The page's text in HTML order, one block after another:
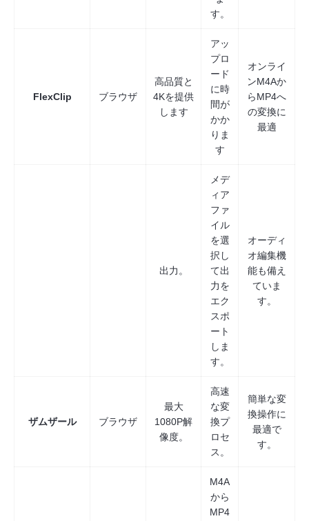
す。
FlexClip ブラウザ
高品質と
4Kを提供
します
アッ
プロ
ード
に時
間が
かか
りま
す
オンライ
ンM4Aか
らMP4へ
の変換に
最適
出力。
メデ
ィア
ファ
イル
を選
択し
て出
力を
エク
スポ
ート
しま
す。
オーディ
オ編集機
能も備え
ていま
す。
ザムザール ブラウザ
最大
1080P解
像度。
高速
な変
換プ
ロセ
ス。
簡単な変
換操作に
最適で
す。
M4A
から
MP4